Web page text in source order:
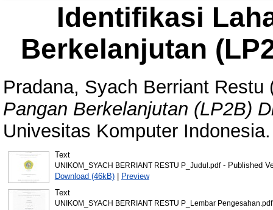
Identifikasi
Berkelanjutan
Pradana, Syach Berriant Restu
Pangan Berkelanjutan (LP2B)
Univesitas Komputer Indonesia.
Text
UNIKOM_SYACH BERRIANT RESTU P_Judul.pdf- Published
Download (46kB)| Preview
Text
UNIKOM_SYACH BERRIANT RESTU P_Lembar Pengesahan.pdf